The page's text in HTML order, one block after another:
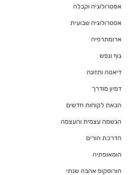
אסטרולוגיה וקבלה
אסטרולוגיה שבועית
ארומתרפיה
גוף ונפש
דיאטה ותזונה
דמיון מודרך
הבאת לקוחות חדשים
הגשמה עצמית והעצמה
הדרכת הורים
הומאופתיה
הורוסקופ אהבה שנתי